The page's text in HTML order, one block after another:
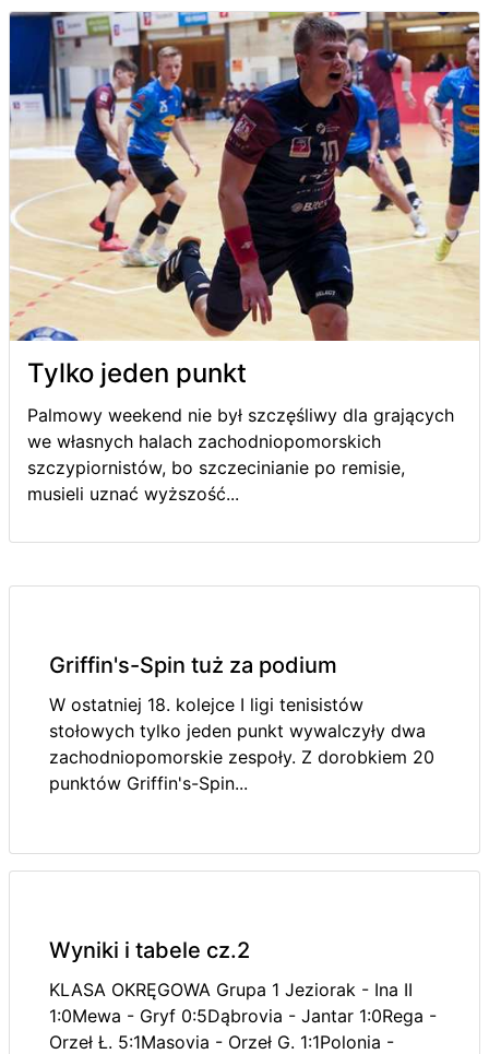
Tylko jeden punkt
Palmowy weekend nie był szczęśliwy dla grających
we własnych halach zachodniopomorskich
szczypiornistów, bo szczecinianie po remisie,
musieli uznać wyższość...
Griffin's-Spin tuż za podium
W ostatniej 18. kolejce I ligi tenisistów
stołowych tylko jeden punkt wywalczyły dwa
zachodniopomorskie zespoły. Z dorobkiem 20
punktów Griffin's-Spin...
Wyniki i tabele cz.2
KLASA OKRĘGOWA Grupa 1 Jeziorak - Ina II
1:0Mewa - Gryf 0:5Dąbrovia - Jantar 1:0Rega -
Orzeł Ł. 5:1Masovia - Orzeł G. 1:1Polonia -